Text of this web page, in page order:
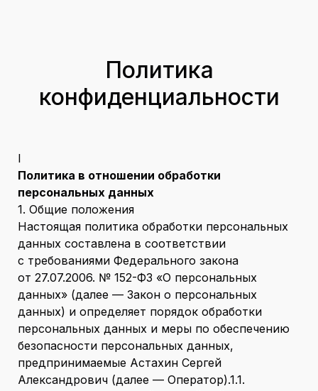
Политика
конфиденциальности
I
Политика в отношении обработки
персональных данных
1. Общие положения
Настоящая политика обработки персональных
данных составлена в соответствии
с требованиями Федерального закона
от 27.07.2006. № 152-ФЗ «О персональных
данных» (далее — Закон о персональных
данных) и определяет порядок обработки
персональных данных и меры по обеспечению
безопасности персональных данных,
предпринимаемые Астахин Сергей
Александрович (далее — Оператор).1.1.